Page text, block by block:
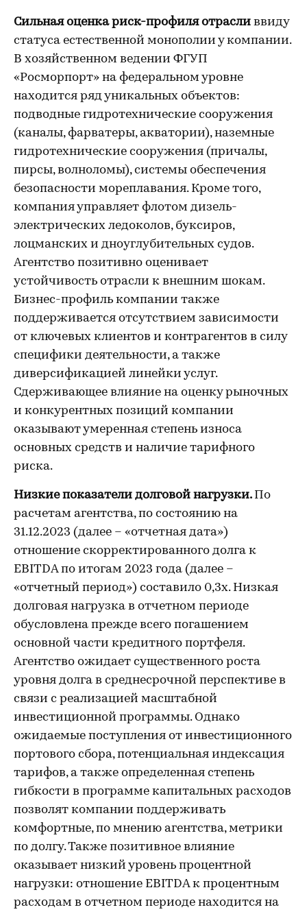
Сильная оценка риск-профиля отрасли ввиду
статуса естественной монополии у компании.
В хозяйственном ведении ФГУП
«Росморпорт» на федеральном уровне
находится ряд уникальных объектов:
подводные гидротехнические сооружения
(каналы, фарватеры, акватории), наземные
гидротехнические сооружения (причалы,
пирсы, волноломы), системы обеспечения
безопасности мореплавания. Кроме того,
компания управляет флотом дизель-
электрических ледоколов, буксиров,
лоцманских и дноуглубительных судов.
Агентство позитивно оценивает
устойчивость отрасли к внешним шокам.
Бизнес-профиль компании также
поддерживается отсутствием зависимости
от ключевых клиентов и контрагентов в силу
специфики деятельности, а также
диверсификацией линейки услуг.
Сдерживающее влияние на оценку рыночных
и конкурентных позиций компании
оказывают умеренная степень износа
основных средств и наличие тарифного
риска.
Низкие показатели долговой нагрузки. По
расчетам агентства, по состоянию на
31.12.2023 (далее – «отчетная дата»)
отношение скорректированного долга к
EBITDA по итогам 2023 года (далее –
«отчетный период») составило 0,3х. Низкая
долговая нагрузка в отчетном периоде
обусловлена прежде всего погашением
основной части кредитного портфеля.
Агентство ожидает существенного роста
уровня долга в среднесрочной перспективе в
связи с реализацией масштабной
инвестиционной программы. Однако
ожидаемые поступления от инвестиционного
портового сбора, потенциальная индексация
тарифов, а также определенная степень
гибкости в программе капитальных расходов
позволят компании поддерживать
комфортные, по мнению агентства, метрики
по долгу. Также позитивное влияние
оказывает низкий уровень процентной
нагрузки: отношение EBITDA к процентным
расходам в отчетном периоде находится на